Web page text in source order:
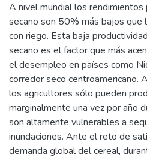
A nivel mundial los
secano son 50% más bajos
con riego. Esta baja
secano es el factor que más
el desempleo en países como
corredor seco centroamericano.
los agricultores sólo pueden
marginalmente una vez por año
son altamente vulnerables a
inundaciones. Ante el reto de
demanda global del cereal,